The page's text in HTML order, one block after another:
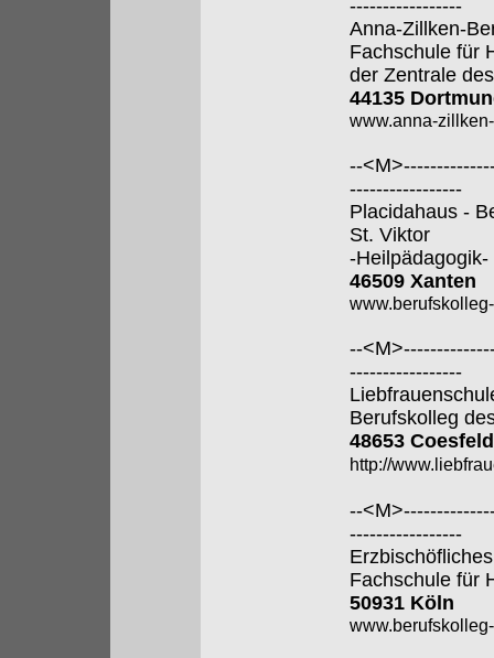
-----------------
Anna-Zillken-
Fachschule für
der Zentrale
44135
www.anna-
--
-----------------
Placidahaus -
St. Viktor
-Heilpädagogik-
46509 Xanten
--
-----------------
Berufskolleg
48653 Coesfeld
http://
--
-----------------
Fachschule für
50931 Köln